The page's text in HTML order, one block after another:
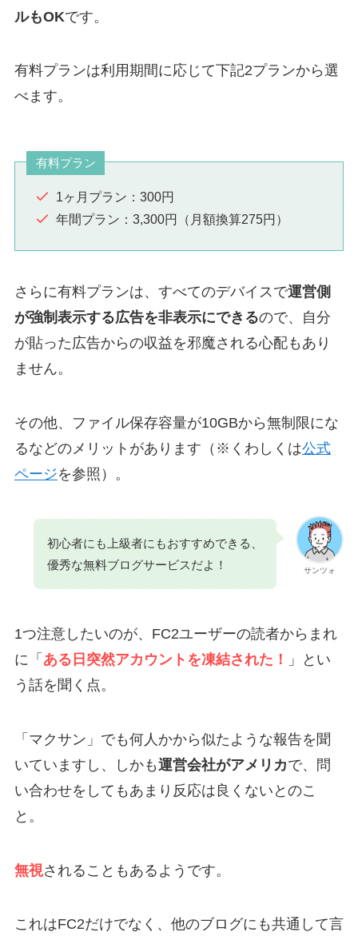
ルもOKです。
有料プランは利用期間に応じて下記2プランから選
べます。
有料プラン
1ヶ月プラン：300円
年間プラン：3,300円（月額換算275円）
さらに有料プランは、すべてのデバイスで運営側
が強制表示する広告を非表示にできるので、自分
が貼った広告からの収益を邪魔される心配もあり
ません。
その他、ファイル保存容量が10GBから無制限にな
るなどのメリットがあります（※くわしくは公式
ページを参照）。
サンツォ
初心者にも上級者にもおすすめできる、
優秀な無料ブログサービスだよ！
1つ注意したいのが、FC2ユーザーの読者からまれ
に「 ある日突然アカウントを凍結された！
」とい
う話を聞く点。
「マクサン」でも何人かから似たような報告を聞
いていますし、しかも運営会社がアメリカで、問
い合わせをしてもあまり反応は良くないとのこ
と。
無視されることもあるようです。
これはFC2だけでなく、他のブログにも共通して言